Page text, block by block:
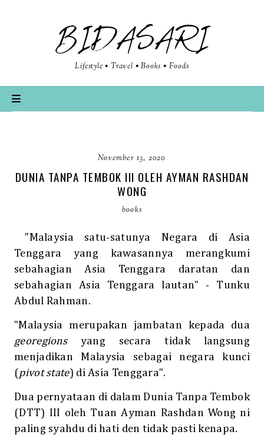
BIDASARI
Lifestyle • Travel • Books • Foods
November 13, 2020
DUNIA TANPA TEMBOK III OLEH AYMAN RASHDAN
WONG
books
"Malaysia satu-satunya Negara di Asia
Tenggara yang kawasannya merangkumi
sebahagian Asia Tenggara daratan dan
sebahagian Asia Tenggara lautan" - Tunku
Abdul Rahman.
"Malaysia merupakan jambatan kepada dua
georegionsyang secara tidak langsung
menjadikan Malaysia sebagai negara kunci
(pivot state) di Asia Tenggara".
Dua pernyataan di dalam Dunia Tanpa Tembok
(DTT) III oleh Tuan Ayman Rashdan Wong ni
paling syahdu di hati den tidak pasti kenapa.